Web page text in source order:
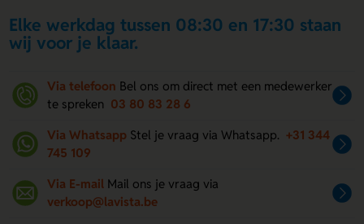
Elke werkdag tussen 08:30 en 17:30 staan
wij voor je klaar.
Via telefoon Bel ons om direct met een medewerker
te spreken 03 80 83 28 6
Via Whatsapp Stel je vraag via Whatsapp. +31 344
745 109
Via E-mail Mail ons je vraag via
verkoop@lavista.be